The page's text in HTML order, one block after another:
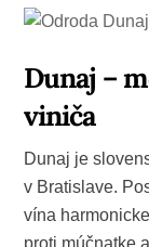
Dunaj –
viniča
Dunaj je
v Bratislave.
vína